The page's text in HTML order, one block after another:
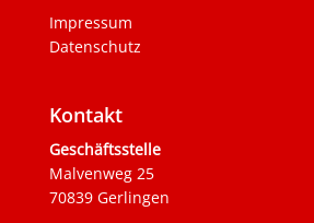
Impressum
Datenschutz
Kontakt
Geschäftsstelle
Malvenweg 25
70839 Gerlingen